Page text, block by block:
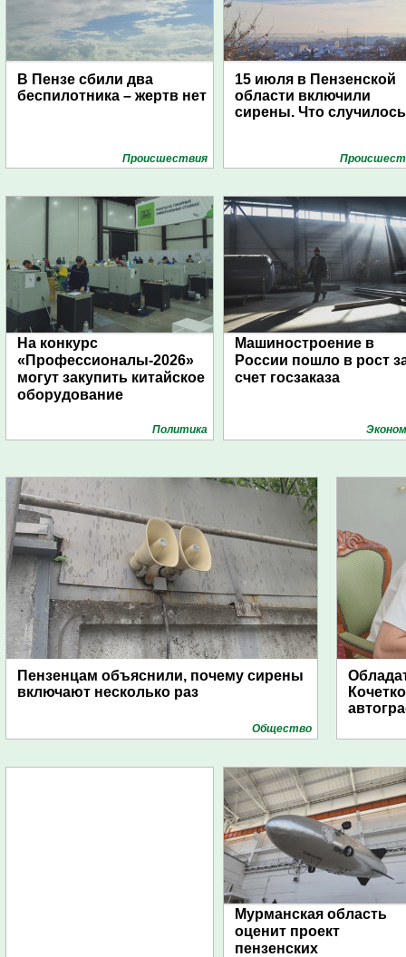
В Пензе сбили два
беспилотника – жертв нет
Проиcшествия
15 июля в Пензенской
области включили
сирены. Что
На конкурс
«Профессионалы-2026»
могут закупить китайское
оборудование
Политика
Машиностроение в
России пошло в рост
счет госзаказа
Пензенцам объяснили, почему сирены
включают несколько раз
Общество
Мурманская область
оценит проект
пензенских